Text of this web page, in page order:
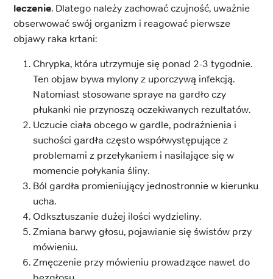
leczenie. Dlatego należy zachować czujność, uważnie
obserwować swój organizm i reagować pierwsze
objawy raka krtani:
Chrypka, która utrzymuje się ponad 2-3 tygodnie.
Ten objaw bywa mylony z uporczywą infekcją.
Natomiast stosowane spraye na gardło czy
płukanki nie przynoszą oczekiwanych rezultatów.
Uczucie ciała obcego w gardle, podrażnienia i
suchości gardła często współwystępujące z
problemami z przełykaniem i nasilające się w
momencie połykania śliny.
Ból gardła promieniujący jednostronnie w kierunku
ucha.
Odksztuszanie dużej ilości wydzieliny.
Zmiana barwy głosu, pojawianie się świstów przy
mówieniu.
Zmęczenie przy mówieniu prowadzące nawet do